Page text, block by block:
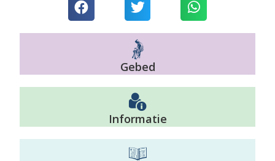
Gebed
Informatie